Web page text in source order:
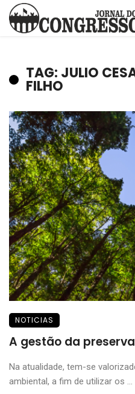
TAG: JULIO
FILHO
NOTICIAS
A gestão da
Na atualidade, tem-se
ambiental, a fim de utilizar os ...